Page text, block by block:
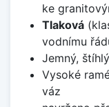
ke
Tlaková
vodnímu
Jemný,
Vysoké
váz